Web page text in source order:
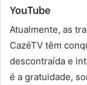
YouTube
Atualmente, as
CazéTV têm
descontraída e
é a gratuidade,